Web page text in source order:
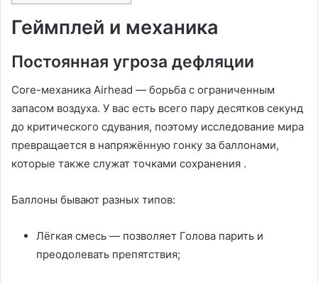
Геймплей и механика
Постоянная угроза дефляции
Core-механика Airhead — борьба с ограниченным
запасом воздуха. У вас есть всего пару десятков секунд
до критического сдувания, поэтому исследование мира
превращается в напряжённую гонку за баллонами,
которые также служат точками сохранения .
Баллоны бывают разных типов:
Лёгкая смесь — позволяет Голова парить и
преодолевать препятствия;